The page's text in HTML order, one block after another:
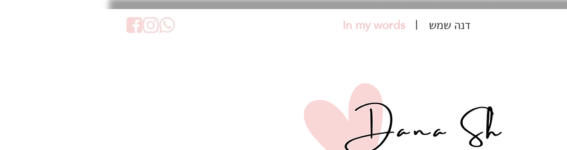
In my words | דנה שמש